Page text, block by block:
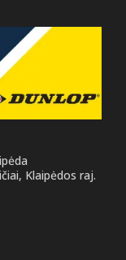
Klaipėdos raj.